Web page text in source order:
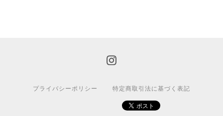
プライバシーポリシー 特定商取引法に基づく表記